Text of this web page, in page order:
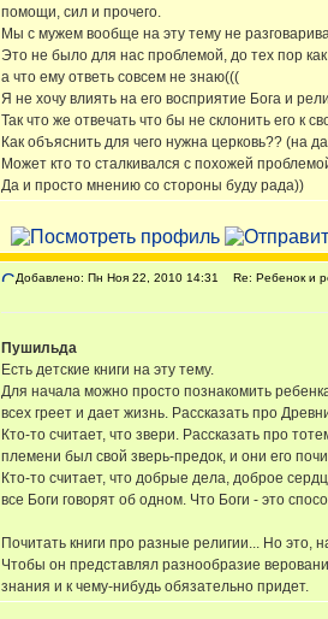
помощи, сил и прочего.
Мы с мужем вообще на эту тему не
Это не было для нас проблемой, до тех пор
а что ему ответь совсем не знаю(((
Я не хочу влиять на его восприятие Бога и
Так что же отвечать что бы не склонить его к
Как объяснить для чего нужна церковь?? (на
Может кто то сталкивался с похожей
Да и просто мнению со стороны буду рада))
Добавлено: Пн Ноя 22, 2010 14:31 Re: Ребенок и
Пушильда
Есть детские книги на эту тему.
Для начала можно просто познакомить
всех греет и дает жизнь. Рассказать про
Кто-то считает, что звери. Рассказать про
племени был свой зверь-предок, и они его
Кто-то считает, что добрые дела, доброе
все Боги говорят об одном. Что Боги - это
Почитать книги про разные религии... Но это,
Чтобы он представлял разнообразие
знания и к чему-нибудь обязательно придет.